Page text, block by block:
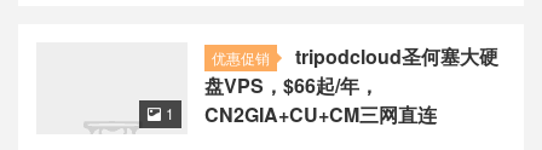
优惠促销
tripodcloud圣何塞大硬
盘VPS，$66起/年，
CN2GIA+CU+CM三网直连
 1